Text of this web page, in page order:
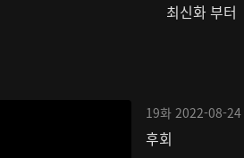
최신화 부터
19화 2022-08-24
후회